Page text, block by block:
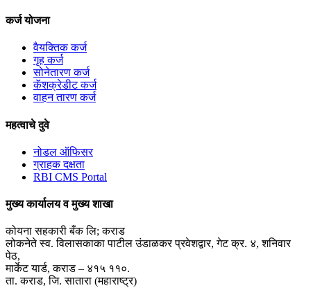
कर्ज योजना
वैयक्तिक कर्ज
गृह कर्ज
सोनेतारण कर्ज
कॅशक्रेडीट कर्ज
वाहन तारण कर्ज
महत्वाचे दुवे
नोडल ऑफिसर
ग्राहक दक्षता
RBI CMS Portal
मुख्य कार्यालय व मुख्य शाखा
कोयना सहकारी बँक लि; कराड
लोकनेते स्व. विलासकाका पाटील उंडाळकर प्रवेशद्वार, गेट क्र. ४, शनिवार
पेठ,
मार्केट यार्ड, कराड – ४१५ ११०.
ता. कराड, जि. सातारा (महाराष्ट्र)